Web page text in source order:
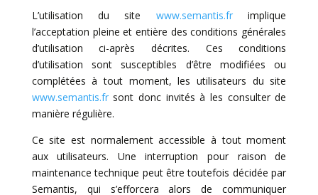
L’utilisation du site www.semantis.frimplique
l’acceptation pleine et entière des conditions générales
d’utilisation ci-après décrites. Ces conditions
d’utilisation sont susceptibles d’être modifiées ou
complétées à tout moment, les utilisateurs du site
www.semantis.frsont donc invités à les consulter de
manière régulière.
Ce site est normalement accessible à tout moment
aux utilisateurs. Une interruption pour raison de
maintenance technique peut être toutefois décidée par
Semantis, qui s’efforcera alors de communiquer